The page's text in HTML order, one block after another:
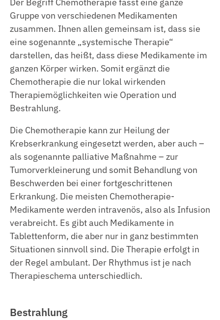
Der Begriff Chemotherapie fasst eine ganze
Gruppe von verschiedenen Medikamenten
zusammen. Ihnen allen gemeinsam ist, dass sie
eine sogenannte „systemische Therapie“
darstellen, das heißt, dass diese Medikamente im
ganzen Körper wirken. Somit ergänzt die
Chemotherapie die nur lokal wirkenden
Therapiemöglichkeiten wie Operation und
Bestrahlung.
Die Chemotherapie kann zur Heilung der
Krebserkrankung eingesetzt werden, aber auch –
als sogenannte palliative Maßnahme – zur
Tumorverkleinerung und somit Behandlung von
Beschwerden bei einer fortgeschrittenen
Erkrankung. Die meisten Chemotherapie-
Medikamente werden intravenös, also als Infusion
verabreicht. Es gibt auch Medikamente in
Tablettenform, die aber nur in ganz bestimmten
Situationen sinnvoll sind. Die Therapie erfolgt in
der Regel ambulant. Der Rhythmus ist je nach
Therapieschema unterschiedlich.
Bestrahlung